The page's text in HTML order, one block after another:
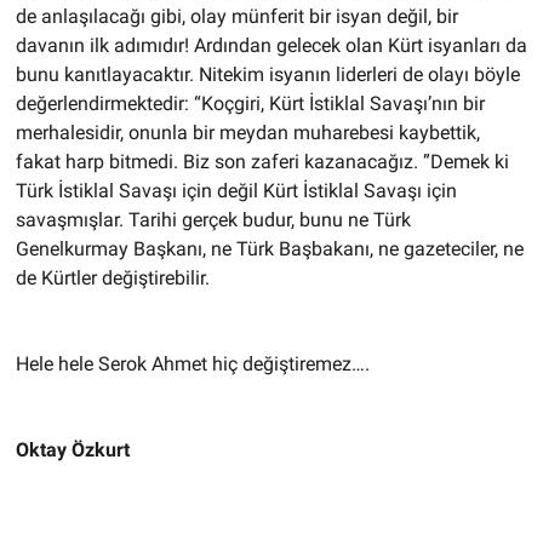
de anlaşılacağı gibi, olay münferit bir isyan değil, bir
davanın ilk adımıdır! Ardından gelecek olan Kürt isyanları da
bunu kanıtlayacaktır. Nitekim isyanın liderleri de olayı böyle
değerlendirmektedir: “Koçgiri, Kürt İstiklal Savaşı’nın bir
merhalesidir, onunla bir meydan muharebesi kaybettik,
fakat harp bitmedi. Biz son zaferi kazanacağız. ”Demek ki
Türk İstiklal Savaşı için değil Kürt İstiklal Savaşı için
savaşmışlar. Tarihi gerçek budur, bunu ne Türk
Genelkurmay Başkanı, ne Türk Başbakanı, ne gazeteciler, ne
de Kürtler değiştirebilir.
Hele hele Serok Ahmet hiç değiştiremez….
Oktay Özkurt